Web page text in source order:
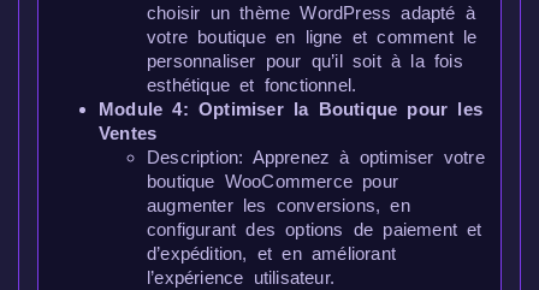
choisir un thème WordPress adapté à
votre boutique en ligne et comment le
personnaliser pour qu’il soit à la fois
esthétique et fonctionnel.
Module 4: Optimiser la Boutique pour les
Ventes
Description: Apprenez à optimiser votre
boutique WooCommerce pour
augmenter les conversions, en
configurant des options de paiement et
d’expédition, et en améliorant
l’expérience utilisateur.